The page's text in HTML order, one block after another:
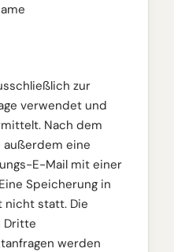
zur
verwendet und
Nach dem
außerdem eine
E-Mail mit einer
Speicherung in
nicht statt. Die
Dritte
werden